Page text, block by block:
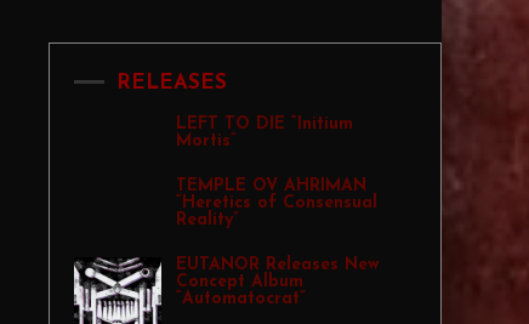
RELEASES
LEFT TO DIE “Initium
Mortis”
TEMPLE OV AHRIMAN
“Heretics of Consensual
Reality”
EUTANOR Releases New
Concept Album
“Automatocrat”